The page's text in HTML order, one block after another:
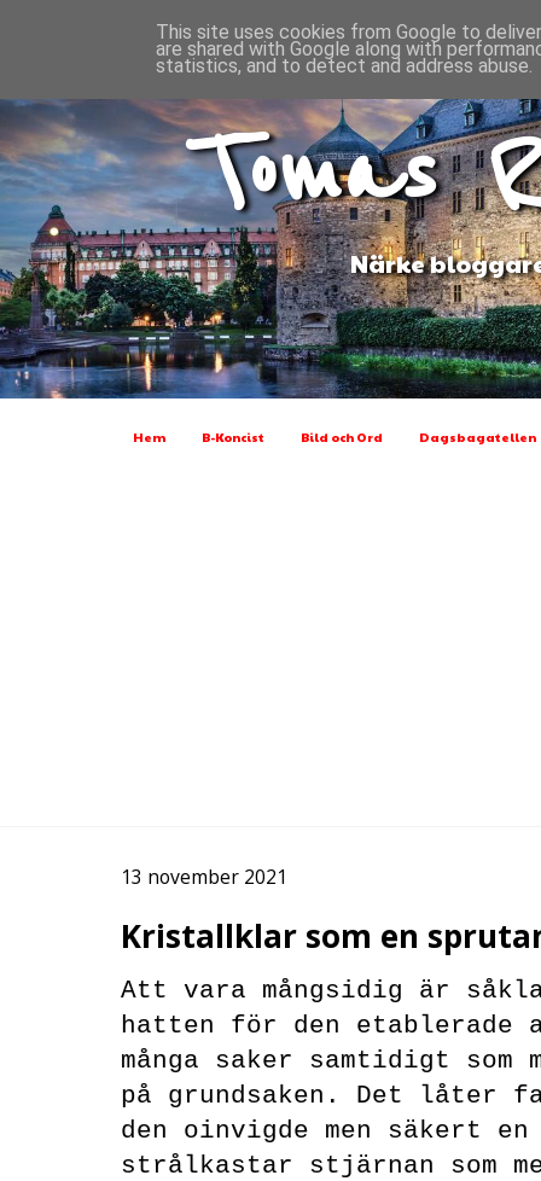
Tomas
Närke
Hem B-Koncist Bild och Ord Dagsbagatellen
13 november 2021
Kristallklar som en
Att vara mångsidig är
hatten för den etablerade
många saker samtidigt
på grundsaken. Det
den oinvigde men säkert
strålkastar stjärnan som
This site uses cookies from Google to
are shared with Google along with
statistics, and to detect and address abuse.